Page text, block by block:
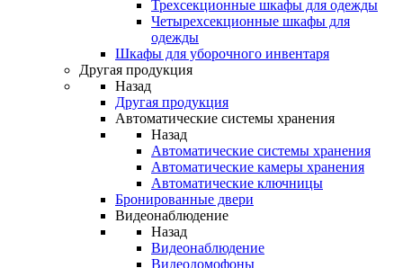
Трехсекционные шкафы для одежды
Четырехсекционные шкафы для
одежды
Шкафы для уборочного инвентаря
Другая продукция
Назад
Другая продукция
Автоматические системы хранения
Назад
Автоматические системы хранения
Автоматические камеры хранения
Автоматические ключницы
Бронированные двери
Видеонаблюдение
Назад
Видеонаблюдение
Видеодомофоны